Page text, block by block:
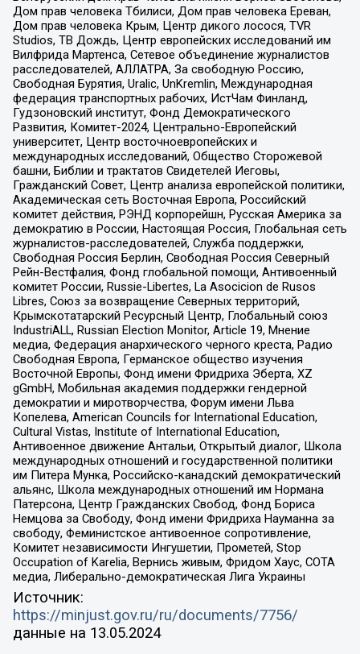
Дом прав человека Тбилиси, Дом прав человека Ереван,
Дом прав человека Крым, Центр дикого лосося, TVR
Studios, ТВ Дождь, Центр европейских исследований им
Вилфрида Мартенса, Сетевое объединение журналистов
расследователей, АЛЛАТРА, За свободную Россию,
Свободная Бурятия, Uralic, UnKremlin, Международная
федерация транспортных рабочих, ИстЧам Финланд,
Гудзоновский институт, Фонд Демократического
Развития, Комитет-2024, Центрально-Европейский
университет, Центр восточноевропейских и
международных исследований, Общество Сторожевой
башни, Библии и трактатов Свидетелей Иеговы,
Гражданский Совет, Центр анализа европейской политики,
Академическая сеть Восточная Европа, Российский
комитет действия, РЭНД корпорейшн, Русская Америка за
демократию в России, Настоящая Россия, Глобальная сеть
журналистов-расследователей, Служба поддержки,
Свободная Россия Берлин, Свободная Россия Северный
Рейн-Вестфалия, Фонд глобальной помощи, Антивоенный
комитет России, Russie-Libertes, La Asocicion de Rusos
Libres, Союз за возвращение Северных территорий,
Крымскотатарский Ресурсный Центр, Глобальный союз
IndustriALL, Russian Election Monitor, Article 19, Мнение
медиа, Федерация анархического черного креста, Радио
Свободная Европа, Германское общество изучения
Восточной Европы, Фонд имени Фридриха Эберта, XZ
gGmbH, Мобильная академия поддержки гендерной
демократии и миротворчества, Форум имени Льва
Копелева, American Councils for International Education,
Cultural Vistas, Institute of International Education,
Антивоенное движение Антальи, Открытый диалог, Школа
международных отношений и государственной политики
им Питера Мунка, Российско-канадский демократический
альянс, Школа международных отношений им Нормана
Патерсона, Центр Гражданских Свобод, Фонд Бориса
Немцова за Свободу, Фонд имени Фридриха Науманна за
свободу, Феминистское антивоенное сопротивление,
Комитет независимости Ингушетии, Прометей, Stop
Occupation of Karelia, Вернись живым, Фридом Хаус, СОТА
медиа, Либерально-демократическая Лига Украины
Источник:
https://minjust.gov.ru/ru/documents/7756/
данные на 13.05.2024